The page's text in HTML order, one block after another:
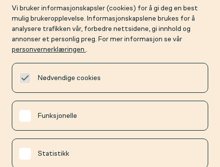
Vi bruker informasjonskapsler (cookies) for å gi deg en best
mulig brukeropplevelse. Informasjonskapslene brukes for å
analysere trafikken vår, forbedre nettsidene, gi innhold og
annonser et personlig preg. For mer informasjon se vår
personvernerklæringen .
Nødvendige cookies
Funksjonelle
Statistikk